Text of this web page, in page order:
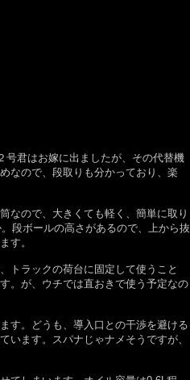
号君はお嫁に出ましたが、その代替機
なので、段取りも分かっており、楽
なので、大きくても軽く、簡単に取り
段ボールの高さがあるので、上から抜
す。
トラックの荷台に固定して使うこと
。が、ウチでは直おきで使う予定なの
す。どうも、導入口との干渉を避ける
います。スパナじゃナメそうですが、